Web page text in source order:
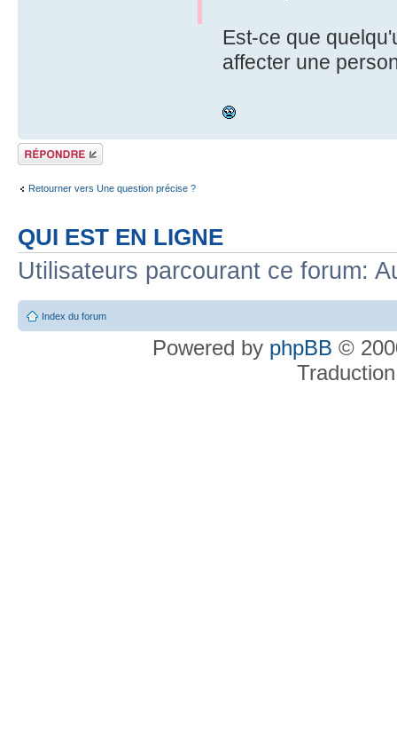
Est-ce que
affecter une
Répondre
Retourner vers Une question précise ?
QUI EST EN LIGNE
Utilisateurs parcourant ce forum:
Index du forum
Powered by phpBB ©